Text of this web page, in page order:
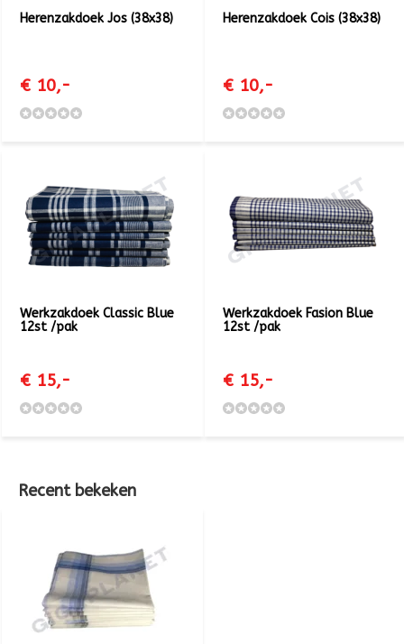
Herenzakdoek Jos (38x38)
€ 10,-
Herenzakdoek Cois (38x38)
€ 10,-
Werkzakdoek Classic Blue
12st /pak
€ 15,-
Werkzakdoek Fasion Blue
12st /pak
€ 15,-
Recent bekeken